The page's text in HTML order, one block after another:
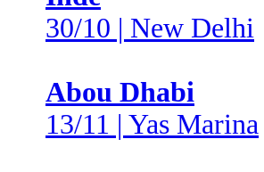
30/10 | New Delhi
Abou Dhabi
13/11 | Yas Marina